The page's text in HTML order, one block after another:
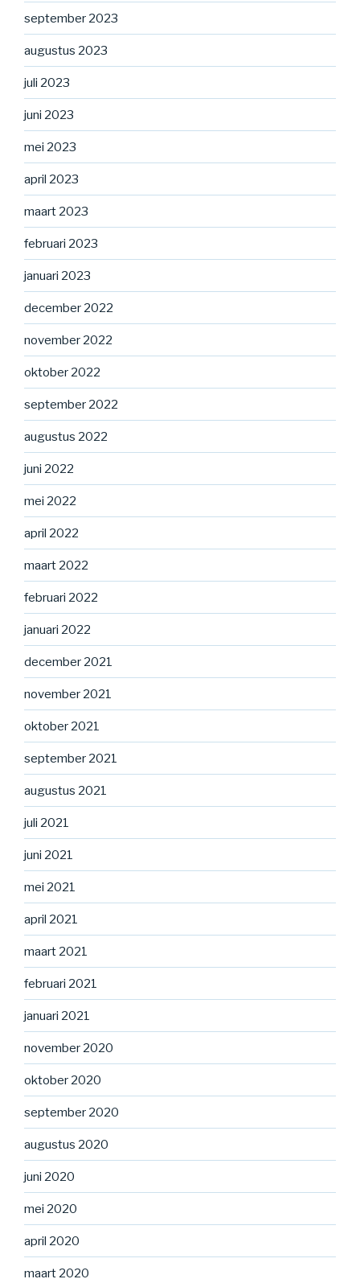
september 2023
augustus 2023
juli 2023
juni 2023
mei 2023
april 2023
maart 2023
februari 2023
januari 2023
december 2022
november 2022
oktober 2022
september 2022
augustus 2022
juni 2022
mei 2022
april 2022
maart 2022
februari 2022
januari 2022
december 2021
november 2021
oktober 2021
september 2021
augustus 2021
juli 2021
juni 2021
mei 2021
april 2021
maart 2021
februari 2021
januari 2021
november 2020
oktober 2020
september 2020
augustus 2020
juni 2020
mei 2020
april 2020
maart 2020